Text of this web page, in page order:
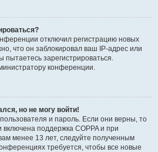
отключил регистрацию новых
что он заблокировал ваш IP-адрес или
зарегистрироваться.
конференции.
но не могу войти!
и пароль. Если они верны, то
поддержка COPPA и при
менее 13 лет, следуйте полученным
требуется, чтобы все новые